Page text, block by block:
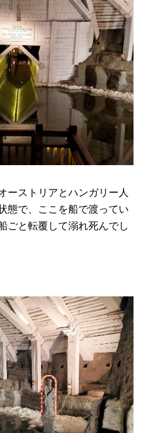
ーストリアとハンガリー人
態で、ここを船で渡ってい
ごと転覆して溺れ死んでし